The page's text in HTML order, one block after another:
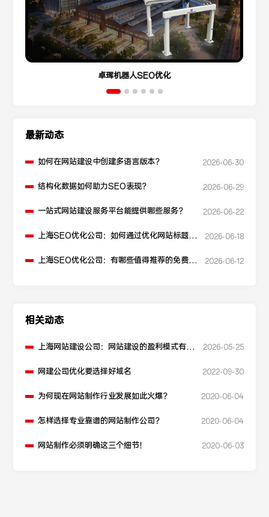
卓珲机器人SEO优化
最新动态
如何在网站建设中创建多语言版本？ 2026-06-30
结构化数据如何助力SEO表现？ 2026-06-29
一站式网站建设服务平台能提供哪些服务？ 2026-06-22
上海SEO优化公司：如何通过优化网站标题提
2026-06-18
上海SEO优化公司：有哪些值得推荐的免费
2026-06-12
相关动态
上海网站建设公司：网站建设的盈利模式有哪
2026-05-25
网建公司优化要选择好域名 2022-09-30
为何现在网站制作行业发展如此火爆？ 2020-06-04
怎样选择专业靠谱的网站制作公司？ 2020-06-04
网站制作必须明确这三个细节！ 2020-06-03